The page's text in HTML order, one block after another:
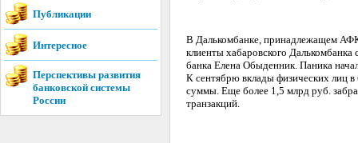
Публикации
Интересное
Перспективы развития
банковской системы
России
В Далькомбанке, принадлежащем
клиенты хабаровского Далькомбанка
банка Елена Обыденник. Паника
К сентябрю вклады физических лиц в
суммы. Еще более 1,5 млрд руб.
транзакций.